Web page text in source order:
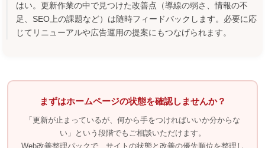
はい。更新作業の中で見つけた改善点（導線の弱さ、情報の不
足、SEO上の課題など）は随時フィードバックします。必要に応
じてリニューアルや広告運用の提案にもつなげられます。
まずはホームページの状態を確認しませんか？
「更新が止まっているが、何から手をつければいいか分からな
い」という段階でもご相談いただけます。
Web改善整理パックで、サイトの状態と改善の優先順位を整理し